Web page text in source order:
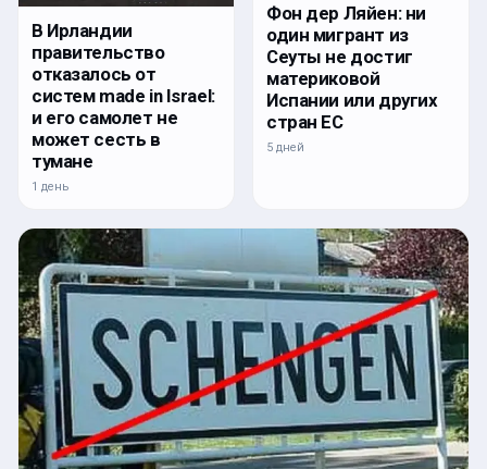
В Ирландии
правительство
отказалось от
систем made in Israel:
и его самолет не
может сесть в
тумане
1 день
Фон дер Ляйен: ни
один мигрант из
Сеуты не достиг
материковой
Испании или других
стран ЕС
5 дней